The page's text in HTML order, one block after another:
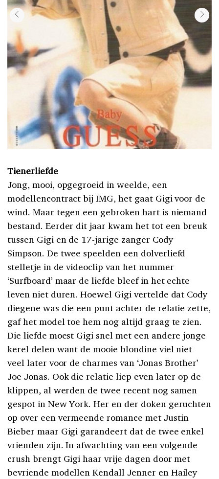
Tienerliefde
Jong, mooi, opgegroeid in weelde, een
modellencontract bij IMG, het gaat Gigi voor de
wind. Maar tegen een gebroken hart is niemand
bestand. Eerder dit jaar kwam het tot een breuk
tussen Gigi en de 17-jarige zanger Cody
Simpson. De twee speelden een dolverliefd
stelletje in de videoclip van het nummer
‘Surfboard’ maar de liefde bleef in het echte
leven niet duren. Hoewel Gigi vertelde dat Cody
diegene was die een punt achter de relatie zette,
gaf het model toe hem nog altijd graag te zien.
Die liefde moest Gigi snel met een andere jonge
kerel delen want de mooie blondine viel niet
veel later voor de charmes van ‘Jonas Brother’
Joe Jonas. Ook die relatie liep even later op de
klippen, al werden de twee recent nog samen
gespot in New York. Her en der doken geruchten
op over een vermeende romance met Justin
Bieber maar Gigi garandeert dat de twee enkel
vrienden zijn. In afwachting van een volgende
crush brengt Gigi haar vrije dagen door met
bevriende modellen Kendall Jenner en Hailey